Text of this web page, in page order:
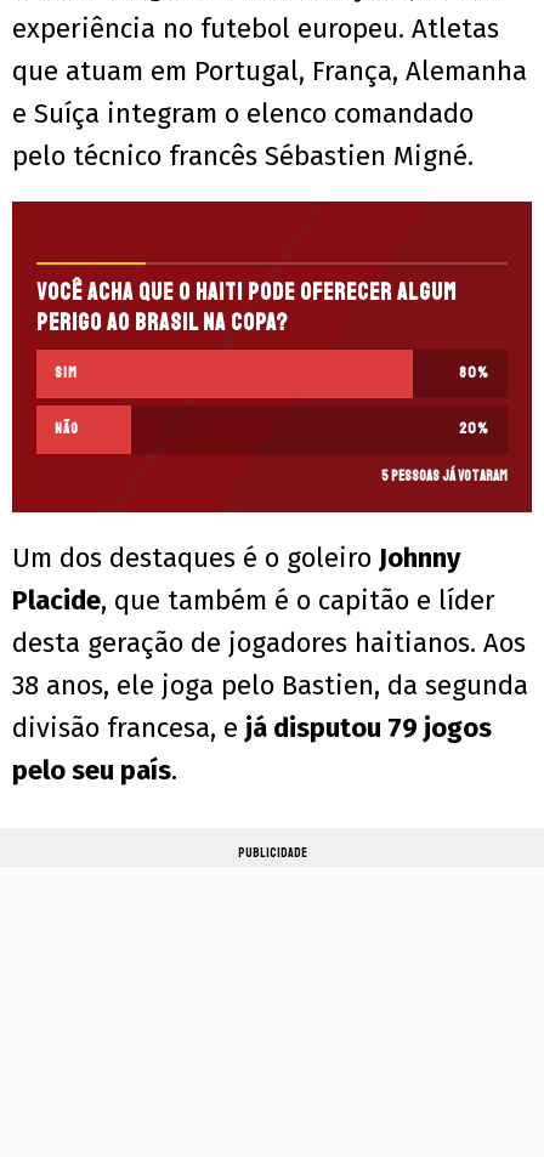
experiência no futebol europeu. Atletas
que atuam em Portugal, França, Alemanha
e Suíça integram o elenco comandado
pelo técnico francês Sébastien Migné.
Você acha que o Haiti pode oferecer algum
perigo ao Brasil na Copa?
Sim 80%
Não 20%
5 pessoas já votaram
Um dos destaques é o goleiro Johnny
Placide, que também é o capitão e líder
desta geração de jogadores haitianos. Aos
38 anos, ele joga pelo Bastien, da segunda
divisão francesa, e já disputou 79 jogos
pelo seu país.
PUBLICIDADE